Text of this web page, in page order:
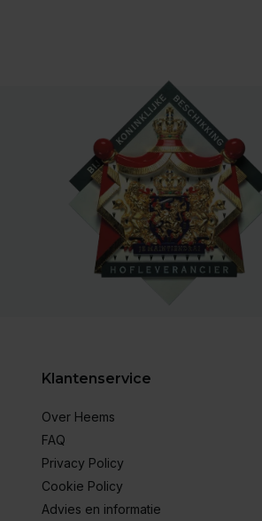
Klantenservice
Over Heems
FAQ
Privacy Policy
Cookie Policy
Advies en informatie